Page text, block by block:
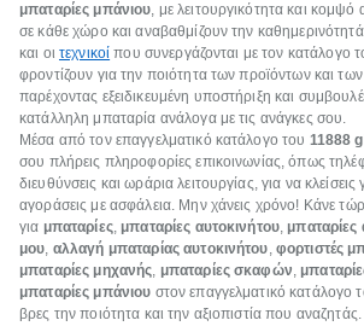
μπαταρίες μπάνιου, με λειτουργικότητα και
σε κάθε χώρο και αναβαθμίζουν την
και οι τεχνικοί που συνεργάζονται με τον κατάλογο
φροντίζουν για την ποιότητα των προϊόντων και
παρέχοντας εξειδικευμένη υποστήριξη και
κατάλληλη μπαταρία ανάλογα με τις ανάγκες σου.
Μέσα από τον επαγγελματικό κατάλογο του 11888
σου πλήρεις πληροφορίες επικοινωνίας, όπως
διευθύνσεις και ωράρια λειτουργίας, για να
αγοράσεις με ασφάλεια. Μην χάνεις χρόνο! Κάνε
για μπαταρίες, μπαταρίες αυτοκινήτου, μπαταρίες
μου, αλλαγή μπαταρίας αυτοκινήτου, φορτιστές
μπαταρίες μηχανής, μπαταρίες σκαφών,
μπαταρίες μπάνιου στον επαγγελματικό κατάλογο
βρες την ποιότητα και την αξιοπιστία που αναζητάς.